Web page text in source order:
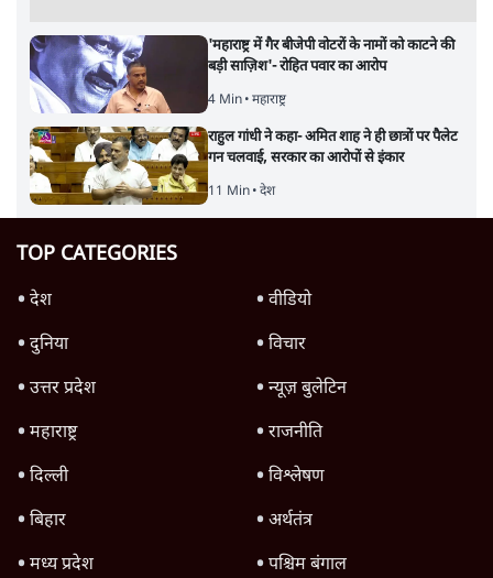
'महाराष्ट्र में गैर बीजेपी वोटरों के नामों को काटने की
बड़ी साज़िश'- रोहित पवार का आरोप
4 Min• महाराष्ट्र
राहुल गांधी ने कहा- अमित शाह ने ही छात्रों पर पैलेट
गन चलवाई, सरकार का आरोपों से इंकार
11 Min• देश
TOP CATEGORIES
देश
वीडियो
दुनिया
विचार
उत्तर प्रदेश
न्यूज़ बुलेटिन
महाराष्ट्र
राजनीति
दिल्ली
विश्लेषण
बिहार
अर्थतंत्र
मध्य प्रदेश
पश्चिम बंगाल